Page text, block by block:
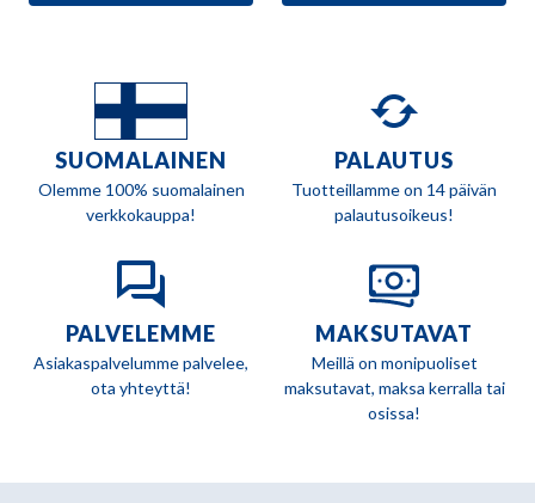
SUOMALAINEN
Olemme 100% suomalainen
verkkokauppa!
PALAUTUS
Tuotteillamme on 14 päivän
palautusoikeus!
PALVELEMME
Asiakaspalvelumme palvelee,
ota yhteyttä!
MAKSUTAVAT
Meillä on monipuoliset
maksutavat, maksa kerralla tai
osissa!